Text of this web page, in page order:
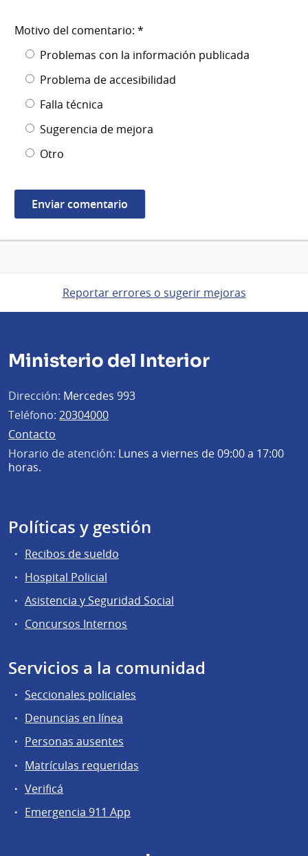
Motivo del comentario: *
Problemas con la información publicada
Problema de accesibilidad
Falla técnica
Sugerencia de mejora
Otro
Reportar errores o sugerir mejoras
Ministerio del Interior
Dirección: Mercedes 993
Teléfono: 20304000
Contacto
Horario de atención: Lunes a viernes de 09:00 a 17:00
horas.
Políticas y gestión
Recibos de sueldo
Hospital Policial
Asistencia y Seguridad Social
Concursos Internos
Servicios a la comunidad
Seccionales policiales
Denuncias en línea
Personas ausentes
Matrículas requeridas
Verificá
Emergencia 911 App